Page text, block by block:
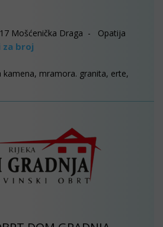
Mošćenička Draga - Opatija
za broj
kamena, mramora. granita, erte,